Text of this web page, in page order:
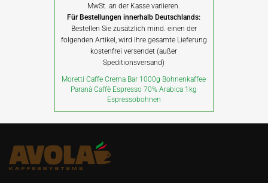
MwSt. an der Kasse variieren.
Für Bestellungen innerhalb Deutschlands:
Bestellen Sie zusätzlich mind. einen der
folgenden Artikel, wird Ihre gesamte Lieferung
kostenfrei versendet (außer
Speditionsversand)
Moretti Caffe Crema Bar 1000g Bohnenkaffee
Paranà Caffè Espresso 70% Arabica 1kg
Espressobohnen